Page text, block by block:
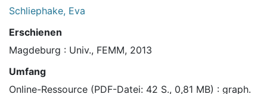
Schliephake, Eva
Erschienen
Magdeburg : Univ., FEMM, 2013
Umfang
Online-Ressource (PDF-Datei: 42 S., 0,81 MB) : graph.